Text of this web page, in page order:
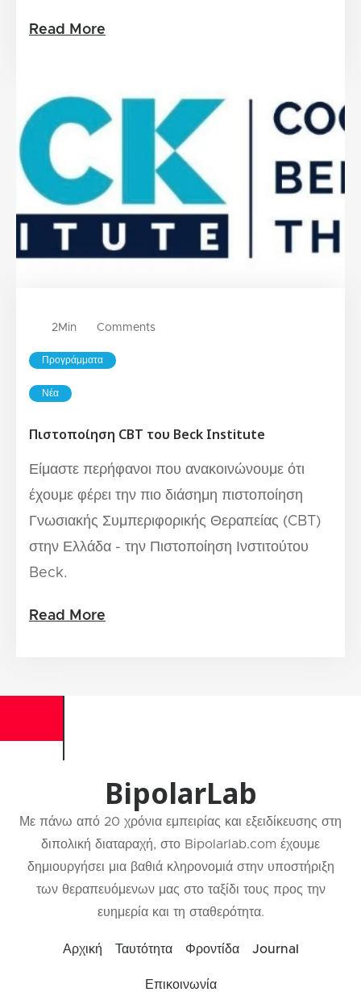
Read More
2 Min Comments
Προγράμματα
Νέα
Πιστοποίηση CBT του Beck Institute
Είμαστε περήφανοι που ανακοινώνουμε ότι
έχουμε φέρει την πιο διάσημη πιστοποίηση
Γνωσιακής Συμπεριφορικής Θεραπείας (CBT)
στην Ελλάδα - την Πιστοποίηση Ινστιτούτου
Beck.
Read More
BipolarLab
Με πάνω από 20 χρόνια εμπειρίας και εξειδίκευσης στη
διπολική διαταραχή, στο Bipolarlab.com έχουμε
δημιουργήσει μια βαθιά κληρονομιά στην υποστήριξη
των θεραπευόμενων μας στο ταξίδι τους προς την
ευημερία και τη σταθερότητα.
Αρχική Ταυτότητα Φροντίδα Journal
Επικοινωνία